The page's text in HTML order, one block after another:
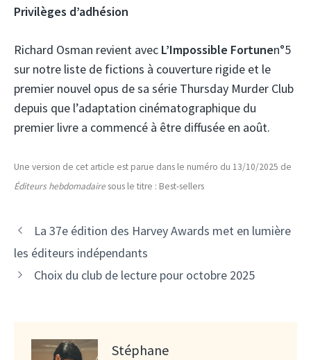
Privilèges d’adhésion
Richard Osman revient avec L’Impossible Fortunen°5
sur notre liste de fictions à couverture rigide et le
premier nouvel opus de sa série Thursday Murder Club
depuis que l’adaptation cinématographique du
premier livre a commencé à être diffusée en août.
Une version de cet article est parue dans le numéro du 13/10/2025 de
Éditeurs hebdomadairesous le titre : Best-sellers
La 37e édition des Harvey Awards met en lumière
les éditeurs indépendants
Choix du club de lecture pour octobre 2025
Stéphane